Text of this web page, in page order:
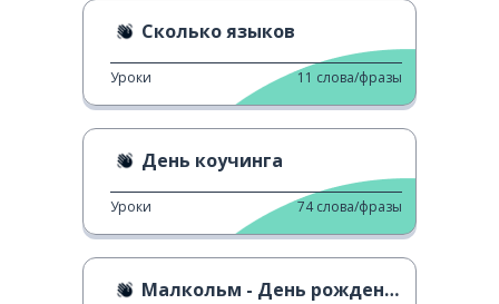
Сколько языков
Уроки 11 слова/фразы
День коучинга
Уроки 74 слова/фразы
Малкольм - День рождения